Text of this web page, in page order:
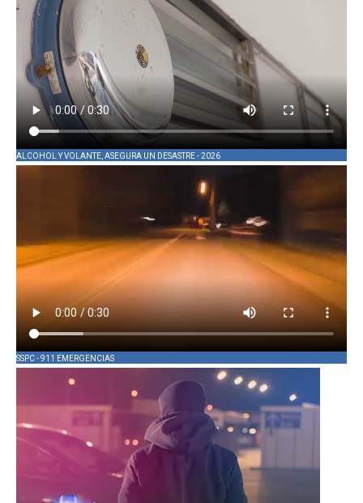
ALCOHOL Y VOLANTE, ASEGURA UN DESASTRE - 2026
SSPC - 911 EMERGENCIAS